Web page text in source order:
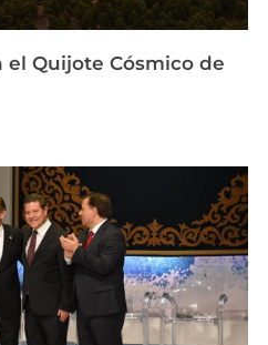
Quijote Cósmico de